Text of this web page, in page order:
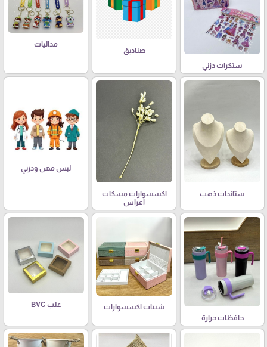
ستكرات دزني
صناديق
مداليات
ستاندات ذهب
اكسسوارات مسكات
اعراس
لبس مهن ودزني
حافظات حرارة
شنتات اكسسوارات علب BVC